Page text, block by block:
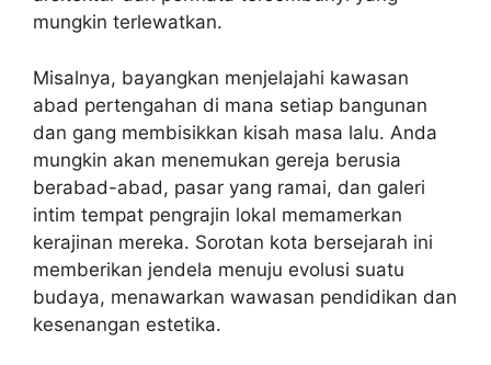
mungkin terlewatkan.
Misalnya, bayangkan menjelajahi kawasan
abad pertengahan di mana setiap bangunan
dan gang membisikkan kisah masa lalu. Anda
mungkin akan menemukan gereja berusia
berabad-abad, pasar yang ramai, dan galeri
intim tempat pengrajin lokal memamerkan
kerajinan mereka. Sorotan kota bersejarah ini
memberikan jendela menuju evolusi suatu
budaya, menawarkan wawasan pendidikan dan
kesenangan estetika.